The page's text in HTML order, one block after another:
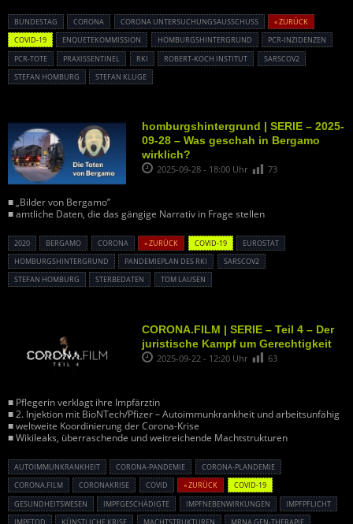
BUNDESTAG CORONA CORONA UNTERSUCHUNGSAUSSCHUSS
« ZURÜCK
COVID-19
ENQUETEKOMMISSION HOMBURGSHINTERGRUND
PCR-INZIDENZEN
PCR-TOTE
PRAXISSENTINEL RKI ROBERT-KOCH INSTITUT
SARSCOV2
STEFAN HOMBURG
STEFAN KLUGE
homburgshintergrund | SERIE – 2025-
09-28 – Was geschah in Bergamo
wirklich?
2025-09-28 - 18:00 Uhr 73
■ „Bilder von Bergamo”
■ amtliche Daten, die das gängige Narrativ in Frage stellen
2020 BERGAMO CORONA « ZURÜCK COVID-19
EUROSTAT
HOMBURGSHINTERGRUND
PANDEMIEPLAN DES RKI
SARSCOV2
STEFAN HOMBURG
STERBEDATEN TOM LAUSEN
CORONA.FILM | SERIE – Teil 4 – Der
juristische Kampf um Gerechtigkeit
2025-09-22 - 12:20 Uhr 63
■ Pflegerin verklagt ihre Impfärztin
■ 2. Injektion mit BioNTech/Pfizer – Autoimmunkrankheit und arbeitsunfähig
■ weltweite Koordinierung der Corona-Krise
■ Wikileaks, überraschende und weitreichende Machtstrukturen
AUTOIMMUNKRANKHEIT CORONA-PANDEMIE
CORONA-PLANDEMIE
CORONA.FILM
CORONAKRISE COVID « ZURÜCK
COVID-19
GESUNDHEITSWESEN
IMPFGESCHÄDIGTE IMPFNEBENWIRKUNGEN
IMPFPFLICHT